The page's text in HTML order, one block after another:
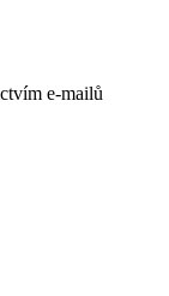
e-mailů